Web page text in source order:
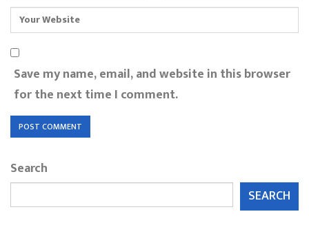
Save my name, email, and website in this browser
for the next time I comment.
Search
SEARCH